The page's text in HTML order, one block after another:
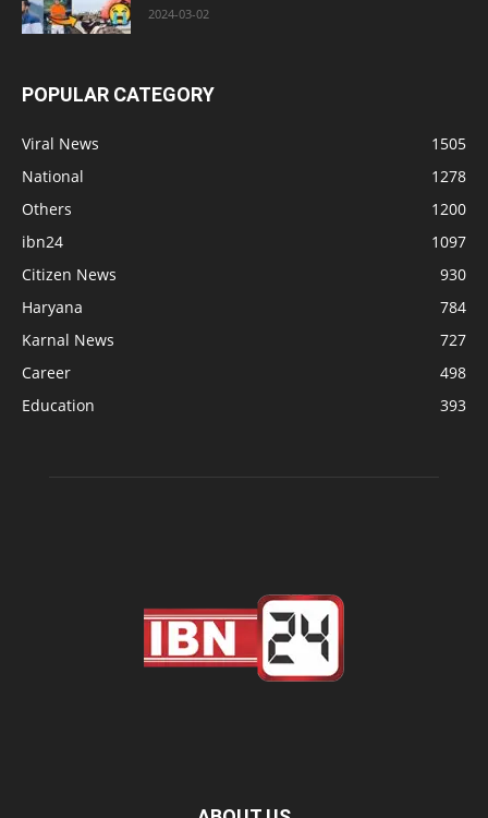
2024-03-02
POPULAR CATEGORY
Viral News
1505
National
1278
Others
1200
ibn24
1097
Citizen News
930
Haryana
784
Karnal News
727
Career
498
Education
393